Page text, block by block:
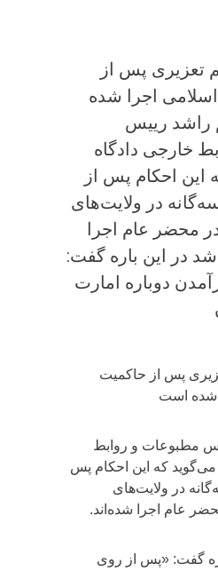
۴۵۰ حکم تعزیری پس از
اجرا شده
راشد رییس
خارجی دادگاه
این احکام پس از
در ولایت‌های
محضر عام اجرا
در این باره گفت:
دوباره امارت
حکم تعزیری پس از حاکمیت
شده است
مطبوعات و روابط
که این احکام پس
در ولایت‌های
عام اجرا شده‌اند.
گفت: «پس از روی